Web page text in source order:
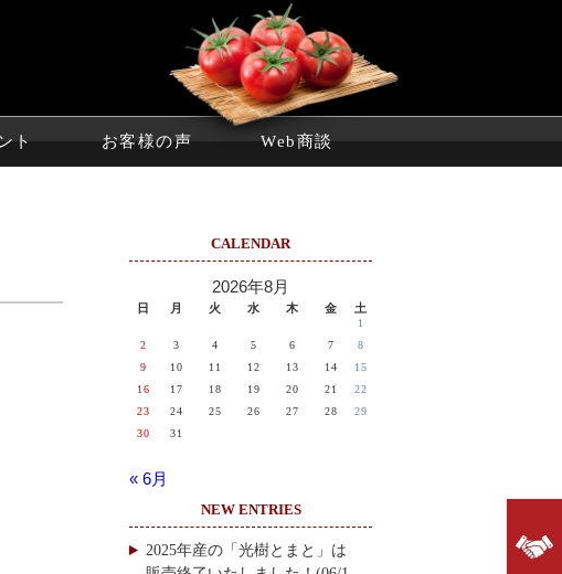
ト お客様の声 Web商談
CALENDAR
2026年8月
日 月 火 水 木 金 土
1
2
3 4 5 6 7
8
9
10 11 12 13 14
15
16
17 18 19 20 21
22
23
24 25 26 27 28
29
30
31
« 6月
NEW ENTRIES
2025年産の「光樹とまと」は